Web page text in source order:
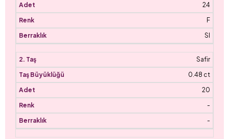
24
F
SI
Safir
0.48 ct
20
-
-